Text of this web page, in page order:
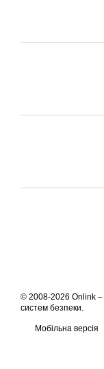
© 2008-2026 Onlink –
систем безпеки.
Мобільна версія